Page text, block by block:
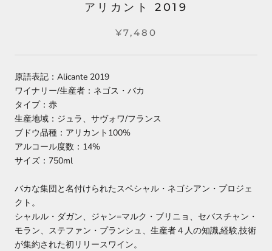
アリカント 2019
¥7,480
原語表記：Alicante 2019
ワイナリー/生産者：ネゴス・バカ
タイプ：赤
生産地域：ジュラ、サヴォワ/フランス
ブドウ品種：アリカント100%
アルコール度数：14%
サイズ：750ml
バカな集団と名付けられたスペシャル・ネゴシアン・プロジェ
クト。
シャルル・ダガン、ジャン=マルク・ブリニョ、セバスチャン・
モラン、ステファン・プランシュ、生産者４人の知識,経験,技術
が集約された初リリースワイン。